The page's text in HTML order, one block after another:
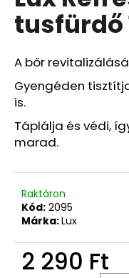
5-
ből
csillag.
tusfürdő
A bőr
Gyengéden
is.
Táplálja és védi,
marad.
Raktáron
Kód: 2095
Márka:Lux
2 290 Ft